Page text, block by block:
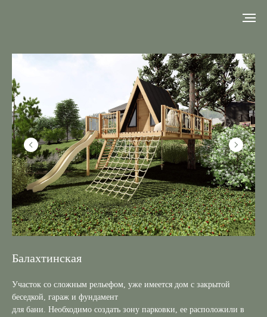
Балахтинская
Участок со сложным рельефом, уже имеется дом с закрытой
беседкой, гараж и фундамент
для бани. Необходимо создать зону парковки, ее расположили в